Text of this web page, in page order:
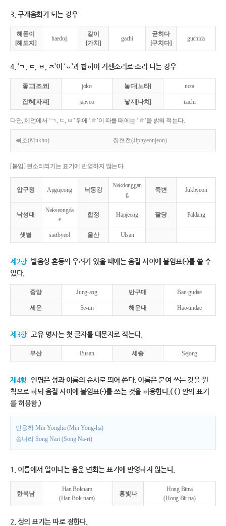
3. 구개음화가 되는 경우
해돋이
[해도지]
haedoji
같이
[가치]
gachi
굳히다
[구치다]
guchida
4. ‘ㄱ, ㄷ, ㅂ, ㅈ’이 ‘ㅎ’과 합하여 거센소리로 소리 나는 경우
좋고[조코] joko 놓다[노타] nota
잡혀[자펴] japyeo 낳지[나치] nachi
다만, 체언에서 ‘ㄱ, ㄷ, ㅂ’ 뒤에 ‘ㅎ’이 따를 때에는 ‘ㅎ’을 밝혀 적는다.
묵호(Mukho) 집현전(Jiphyeonjeon)
[붙임] 된소리되기는 표기에 반영하지 않는다.
압구정 Apgujeong 낙동강
Nakdonggan
g
죽변 Jukbyeon
낙성대
Nakseongda
e
합정 Hapjeong 팔당 Paldang
샛별 saetbyeol 울산 Ulsan
제2항 발음상 혼동의 우려가 있을 때에는 음절 사이에 붙임표(-)를 쓸 수
있다.
중앙 Jung-ang 반구대 Ban-gudae
세운 Se-un 해운대 Hae-undae
제3항 고유 명사는 첫 글자를 대문자로 적는다.
부산 Busan 세종 Sejong
제4항 인명은 성과 이름의 순서로 띄어 쓴다. 이름은 붙여 쓰는 것을 원
칙으로 하되 음절 사이에 붙임표(-)를 쓰는 것을 허용한다.( ( ) 안의 표기
를 허용함.)
민용하 Min Yongha (Min Yong-ha)
송나리 Song Nari (Song Na-ri)
1. 이름에서 일어나는 음운 변화는 표기에 반영하지 않는다.
한복남
Han Boknam
(Han Bok-nam)
홍빛나
Hong Bitna
(Hong Bit-na)
2. 성의 표기는 따로 정한다.